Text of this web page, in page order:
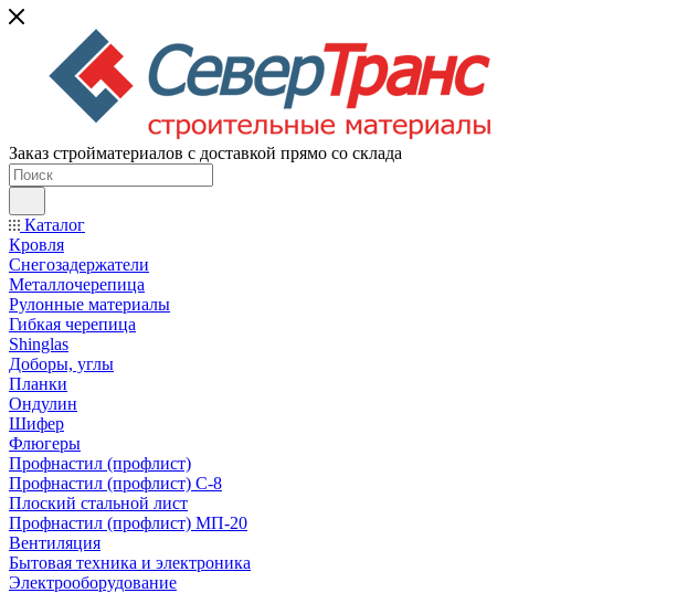
Заказ стройматериалов с доставкой прямо со склада
Каталог
Кровля
Снегозадержатели
Металлочерепица
Рулонные материалы
Гибкая черепица
Shinglas
Доборы, углы
Планки
Ондулин
Шифер
Флюгеры
Профнастил (профлист)
Профнастил (профлист) С-8
Плоский стальной лист
Профнастил (профлист) МП-20
Вентиляция
Бытовая техника и электроника
Электрооборудование